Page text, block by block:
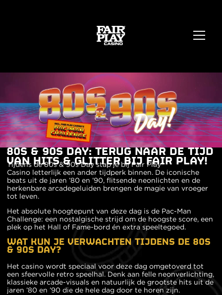
80S & 90S DAY: TERUG NAAR DE TIJD
VAN HITS & GLITTER BIJ FAIR PLAY!
Tijdens de 80s & 90s Day stap je bijFair Play
Casino letterlijk een ander tijdperk binnen. De iconische
beats uit de jaren ’80 en ’90, flitsende neonlichten en de
herkenbare arcadegeluiden brengen de magie van vroeger
tot leven.
Het absolute hoogtepunt van deze dag is de Pac-Man
Challenge: een nostalgische strijd om de hoogste score, een
plek op het Hall of Fame-bord én extra speeltegoed.
WAT KUN JE VERWACHTEN TIJDENS DE 80S
& 90S DAY?
Het casino wordt speciaal voor deze dag omgetoverd tot
een sfeervolle retro speelhal. Denk aan felle neonverlichting,
klassieke arcade-visuals en natuurlijk de grootste hits uit de
jaren ’80 en ’90 die de hele dag door te horen zijn.